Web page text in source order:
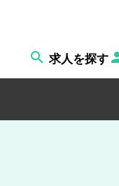
 求人を探す